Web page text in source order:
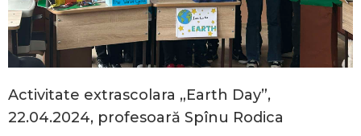
Activitate extrascolara „Earth Day”,
22.04.2024, profesoară Spînu Rodica